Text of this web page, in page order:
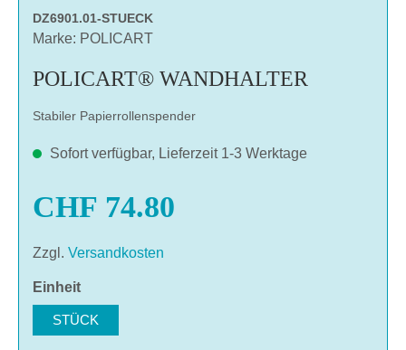
DZ6901.01-STUECK
Marke: POLICART
POLICART® WANDHALTER
Stabiler Papierrollenspender
Sofort verfügbar, Lieferzeit 1-3 Werktage
CHF 74.80
Zzgl. Versandkosten
Einheitauswählen
STÜCK